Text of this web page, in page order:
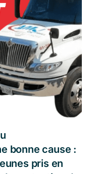
bonne cause :
pris en